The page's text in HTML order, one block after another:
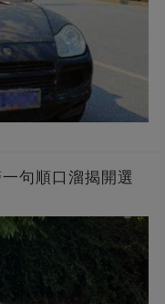
句順口溜揭開選